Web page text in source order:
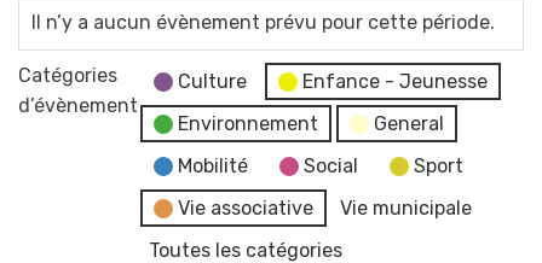
Il n’y a aucun évènement prévu pour cette période.
Catégories
d’évènement
Culture
Enfance - Jeunesse
Environnement
General
Mobilité
Social
Sport
Vie associative
Vie municipale
Toutes les catégories